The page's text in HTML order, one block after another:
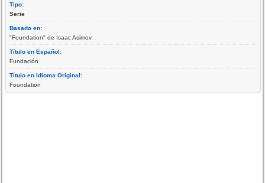
Tipo:
Serie
Basado en:
"Foundation" de Isaac Asimov
Título en Español:
Fundación
Título en Idioma Original:
Foundation